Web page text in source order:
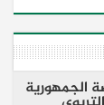
الجمهورية